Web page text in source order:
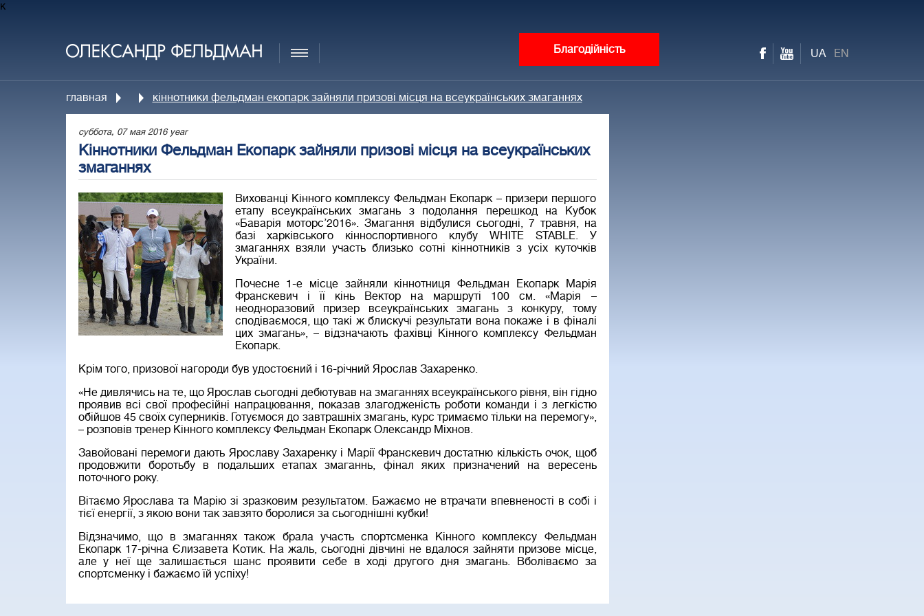
к
Благодійність UA EN
главная кіннотники фельдман екопарк зайняли призові місця на всеукраїнських змаганнях
суббота, 07 мая 2016 year
Кіннотники Фельдман Екопарк зайняли призові місця на всеукраїнських
змаганнях
Вихованці Кінного комплексу Фельдман Екопарк – призери першого
етапу всеукраїнських змагань з подолання перешкод на Кубок
«Баварія моторс’2016». Змагання відбулися сьогодні, 7 травня, на
базі харківського кінноспортивного клубу WHITE STABLE. У
змаганнях взяли участь близько сотні кіннотників з усіх куточків
України.
Почесне 1-е місце зайняли кіннотниця Фельдман Екопарк Марія
Франскевич і її кінь Вектор на маршруті 100 см. «Марія –
неодноразовий призер всеукраїнських змагань з конкуру, тому
сподіваємося, що такі ж блискучі результати вона покаже і в фіналі
цих змагань», – відзначають фахівці Кінного комплексу Фельдман
Екопарк.
Крім того, призової нагороди був удостоєний і 16-річний Ярослав Захаренко.
«Не дивлячись на те, що Ярослав сьогодні дебютував на змаганнях всеукраїнського рівня, він гідно
проявив всі свої професійні напрацювання, показав злагодженість роботи команди і з легкістю
обійшов 45 своїх суперників. Готуємося до завтрашніх змагань, курс тримаємо тільки на перемогу»,
– розповів тренер Кінного комплексу Фельдман Екопарк Олександр Міхнов.
Завойовані перемоги дають Ярославу Захаренку і Марії Франскевич достатню кількість очок, щоб
продовжити боротьбу в подальших етапах змаганнь, фінал яких призначений на вересень
поточного року.
Вітаємо Ярослава та Марію зі зразковим результатом. Бажаємо не втрачати впевненості в собі і
тієї енергії, з якою вони так завзято боролися за сьогоднішні кубки!
Відзначимо, що в змаганнях також брала участь спортсменка Кінного комплексу Фельдман
Екопарк 17-річна Єлизавета Котик. На жаль, сьогодні дівчині не вдалося зайняти призове місце,
але у неї ще залишається шанс проявити себе в ході другого дня змагань. Вболіваємо за
спортсменку і бажаємо їй успіху!